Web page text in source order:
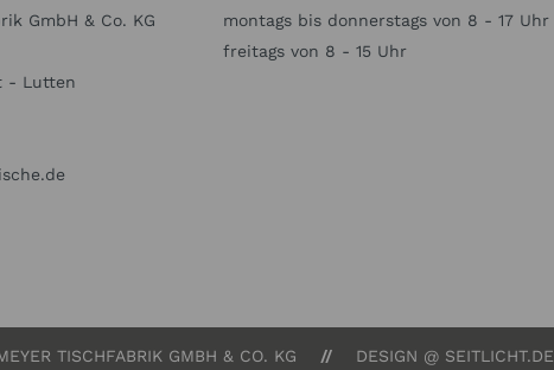
GmbH & Co. KG
- Lutten
montags bis donnerstags von 8 - 17 Uhr
freitags von 8 - 15 Uhr
TISCHFABRIK GMBH & CO. KG DESIGN @ SEITLICHT.DE